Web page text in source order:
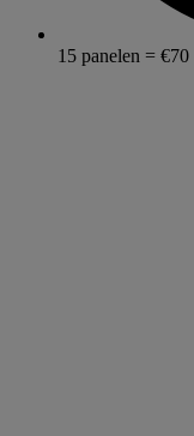
15 panelen = €70